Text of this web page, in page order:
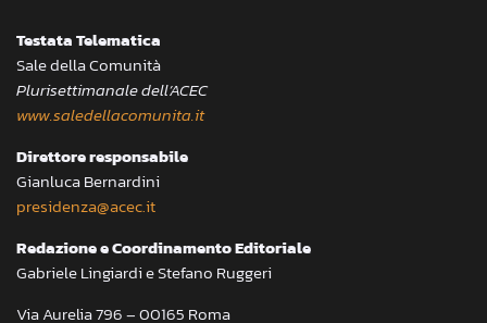
Testata Telematica
Sale della Comunità
Plurisettimanale dell’ACEC
www.saledellacomunita.it
Direttore responsabile
Gianluca Bernardini
presidenza@acec.it
Redazione e Coordinamento Editoriale
Gabriele Lingiardi e Stefano Ruggeri
Via Aurelia 796 – 00165 Roma